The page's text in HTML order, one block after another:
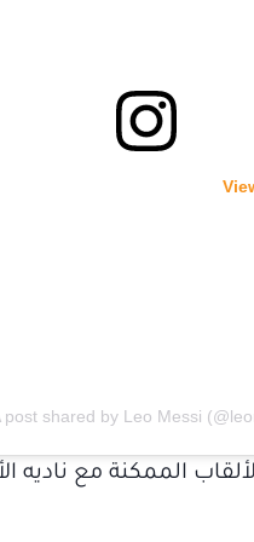
post shared by Leo Messi
الممكنة مع ناديه